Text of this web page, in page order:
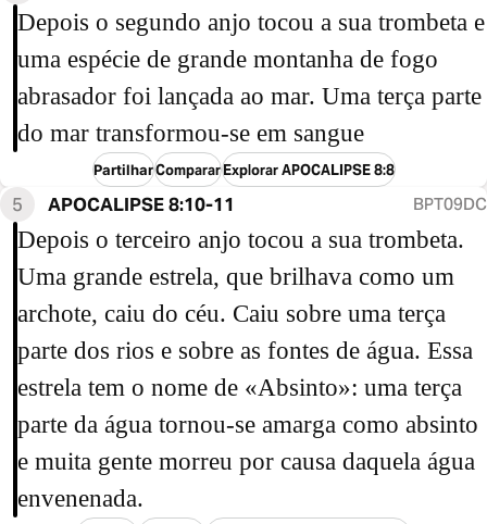
Depois o segundo anjo tocou a sua trombeta e
uma espécie de grande montanha de fogo
abrasador foi lançada ao mar. Uma terça parte
do mar transformou-se em sangue
PartilharCompararExplorar APOCALIPSE 8:8
5 APOCALIPSE 8:10-11 BPT09DC
Depois o terceiro anjo tocou a sua trombeta.
Uma grande estrela, que brilhava como um
archote, caiu do céu. Caiu sobre uma terça
parte dos rios e sobre as fontes de água. Essa
estrela tem o nome de «Absinto»: uma terça
parte da água tornou-se amarga como absinto
e muita gente morreu por causa daquela água
envenenada.